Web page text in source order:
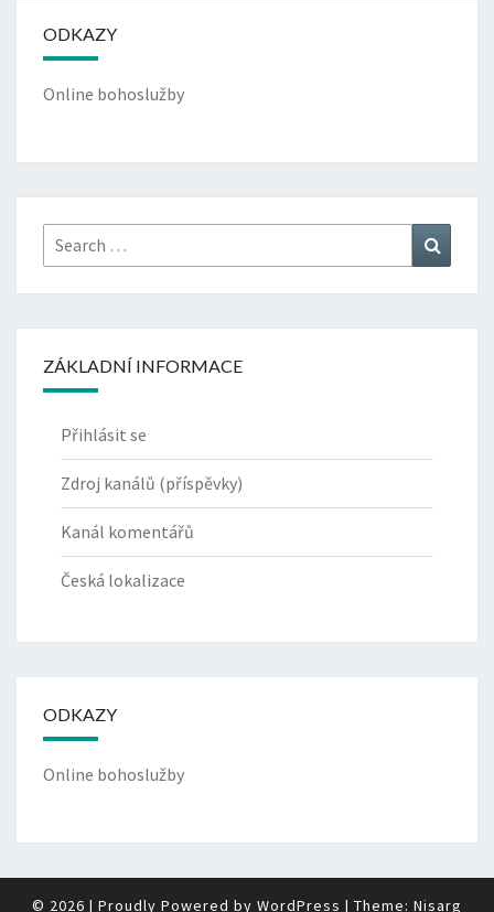
ODKAZY
Online bohoslužby
Search
for:
ZÁKLADNÍ INFORMACE
Přihlásit se
Zdroj kanálů (příspěvky)
Kanál komentářů
Česká lokalizace
ODKAZY
Online bohoslužby
© 2026 | Proudly Powered by WordPress | Theme: Nisarg